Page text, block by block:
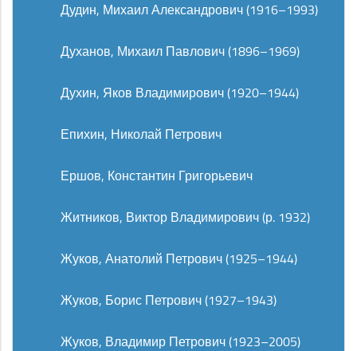
Дудин, Михаил Александрович (1916–1993)
Духанов, Михаил Павлович (1896–1969)
Духин, Яков Владимирович (1920–1944)
Епихин, Николай Петрович
Ершов, Константин Григорьевич
Житников, Виктор Владимирович (р. 1932)
Жуков, Анатолий Петрович (1925–1944)
Жуков, Борис Петрович (1927–1943)
Жуков, Владимир Петрович (1923–2005)